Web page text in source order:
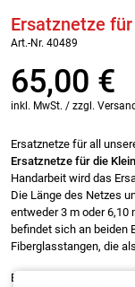
Ersatznetze
Art.-Nr. 40489
65,00 €
inkl. MwSt. / zzgl.
Ersatznetze für all
Ersatznetze für die
Handarbeit wird das
Die Länge des Netzes
entweder 3 m oder
befindet sich an beiden
Fiberglasstangen, die
E